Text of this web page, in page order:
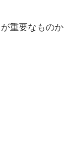
重要なものか